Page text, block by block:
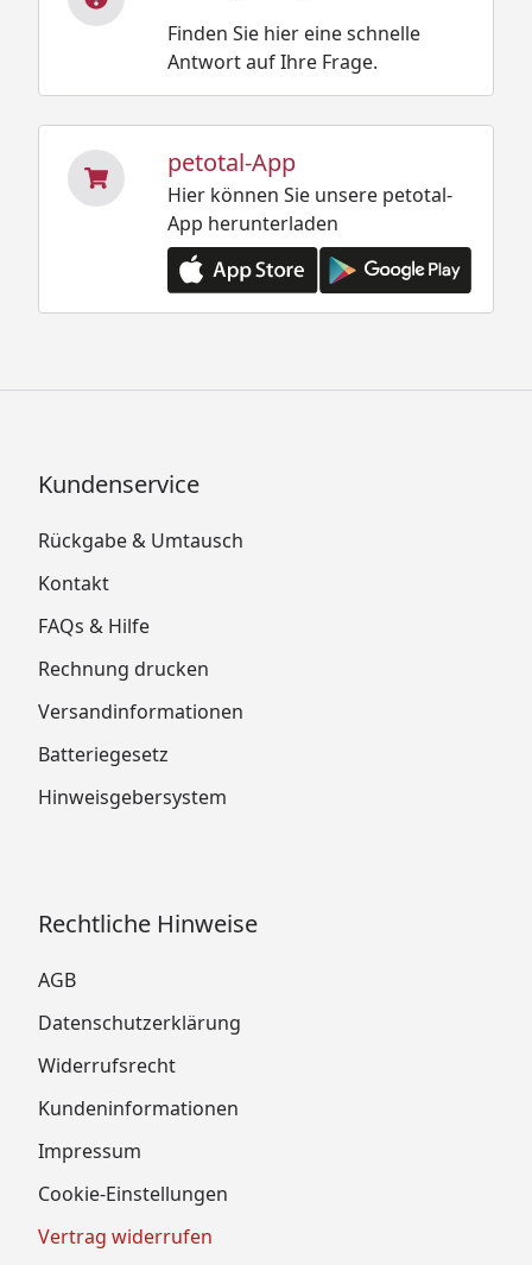
Finden Sie hier eine schnelle
Antwort auf Ihre Frage.
petotal-App
Hier können Sie unsere petotal-
App herunterladen
Kundenservice
Rückgabe & Umtausch
Kontakt
FAQs & Hilfe
Rechnung drucken
Versandinformationen
Batteriegesetz
Hinweisgebersystem
Rechtliche Hinweise
AGB
Datenschutzerklärung
Widerrufsrecht
Kundeninformationen
Impressum
Cookie-Einstellungen
Vertrag widerrufen